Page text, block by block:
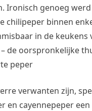
Ironisch genoeg
chilipeper binnen
in de keukens
de oorspronkelijke
peper
verwanten zijn,
en cayennepeper een